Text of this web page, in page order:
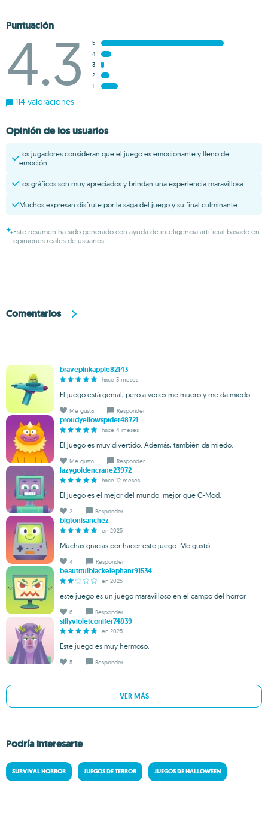
Puntuación
4.3
5
4
3
2
1
114 valoraciones
Opinión de los usuarios
Los jugadores consideran que el juego es emocionante y lleno de
emoción
Los gráficos son muy apreciados y brindan una experiencia maravillosa
Muchos expresan disfrute por la saga del juego y su final culminante
Este resumen ha sido generado con ayuda de inteligencia artificial basado en
opiniones reales de usuarios.
Comentarios
bravepinkapple82143
hace 3 meses
El juego está genial, pero a veces me muero y me da miedo.
Me gusta Responder
proudyellowspider48721
hace 4 meses
El juego es muy divertido. Además, también da miedo.
Me gusta Responder
lazygoldencrane23972
hace 12 meses
El juego es el mejor del mundo, mejor que G-Mod.
2 Responder
bigtonisanchez
en 2025
Muchas gracias por hacer este juego. Me gustó.
4 Responder
beautifulblackelephant91534
en 2025
este juego es un juego maravilloso en el campo del horror
6 Responder
sillyvioletconifer74839
en 2025
Este juego es muy hermoso.
5 Responder
VER MÁS
Podría interesarte
SURVIVAL HORROR JUEGOS DE TERROR JUEGOS DE HALLOWEEN